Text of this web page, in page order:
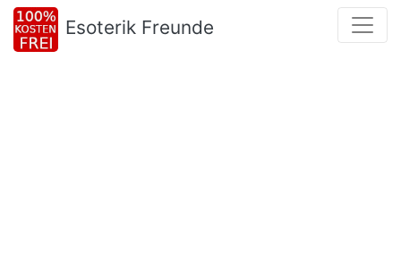
Esoterik Freunde